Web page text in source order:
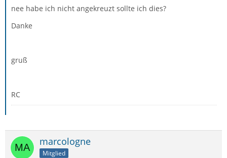
nee habe ich nicht angekreuzt sollte ich dies?
Danke
gruß
RC
marcologne
Mitglied